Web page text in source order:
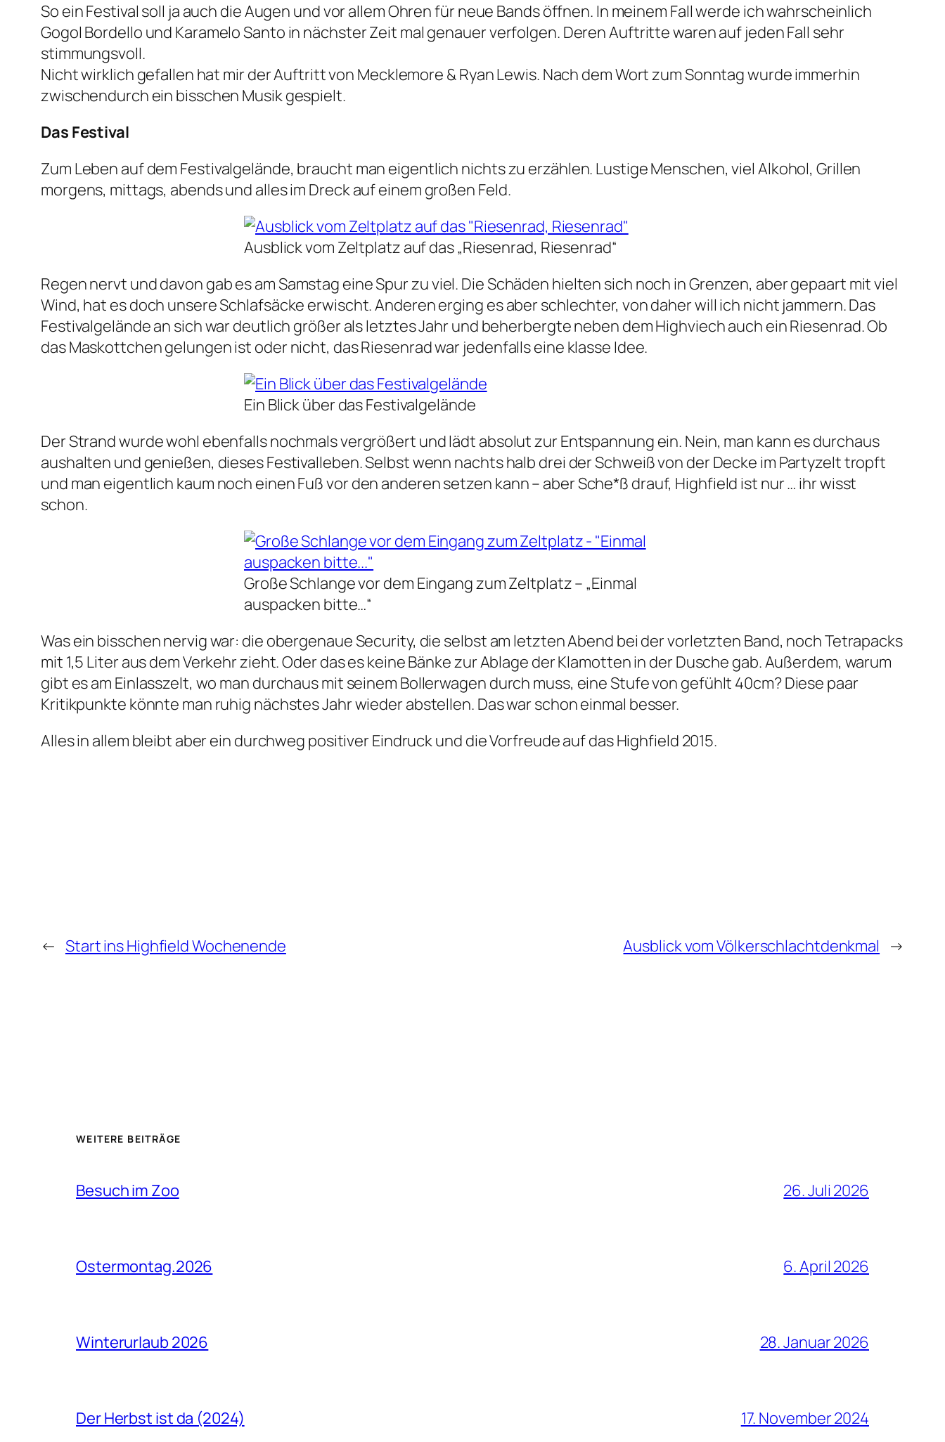
So ein Festival soll ja auch die Augen und vor allem Ohren für neue Bands öffnen. In meinem Fall werde ich wahrscheinlich
Gogol Bordello und Karamelo Santo in nächster Zeit mal genauer verfolgen. Deren Auftritte waren auf jeden Fall sehr
stimmungsvoll.
Nicht wirklich gefallen hat mir der Auftritt von Mecklemore & Ryan Lewis. Nach dem Wort zum Sonntag wurde immerhin
zwischendurch ein bisschen Musik gespielt.
Das Festival
Zum Leben auf dem Festivalgelände, braucht man eigentlich nichts zu erzählen. Lustige Menschen, viel Alkohol, Grillen
morgens, mittags, abends und alles im Dreck auf einem großen Feld.
Ausblick vom Zeltplatz auf das „Riesenrad, Riesenrad“
Regen nervt und davon gab es am Samstag eine Spur zu viel. Die Schäden hielten sich noch in Grenzen, aber gepaart mit viel
Wind, hat es doch unsere Schlafsäcke erwischt. Anderen erging es aber schlechter, von daher will ich nicht jammern. Das
Festivalgelände an sich war deutlich größer als letztes Jahr und beherbergte neben dem Highviech auch ein Riesenrad. Ob
das Maskottchen gelungen ist oder nicht, das Riesenrad war jedenfalls eine klasse Idee.
Ein Blick über das Festivalgelände
Der Strand wurde wohl ebenfalls nochmals vergrößert und lädt absolut zur Entspannung ein. Nein, man kann es durchaus
aushalten und genießen, dieses Festivalleben. Selbst wenn nachts halb drei der Schweiß von der Decke im Partyzelt tropft
und man eigentlich kaum noch einen Fuß vor den anderen setzen kann – aber Sche*ß drauf, Highfield ist nur … ihr wisst
schon.
Große Schlange vor dem Eingang zum Zeltplatz – „Einmal
auspacken bitte…“
Was ein bisschen nervig war: die obergenaue Security, die selbst am letzten Abend bei der vorletzten Band, noch Tetrapacks
mit 1,5 Liter aus dem Verkehr zieht. Oder das es keine Bänke zur Ablage der Klamotten in der Dusche gab. Außerdem, warum
gibt es am Einlasszelt, wo man durchaus mit seinem Bollerwagen durch muss, eine Stufe von gefühlt 40cm? Diese paar
Kritikpunkte könnte man ruhig nächstes Jahr wieder abstellen. Das war schon einmal besser.
Alles in allem bleibt aber ein durchweg positiver Eindruck und die Vorfreude auf das Highfield 2015.
← Start ins Highfield Wochenende Ausblick vom Völkerschlachtdenkmal →
WEITERE BEITRÄGE
Besuch im Zoo 26. Juli 2026
Ostermontag.2026 6. April 2026
Winterurlaub 2026 28. Januar 2026
Der Herbst ist da (2024) 17. November 2024